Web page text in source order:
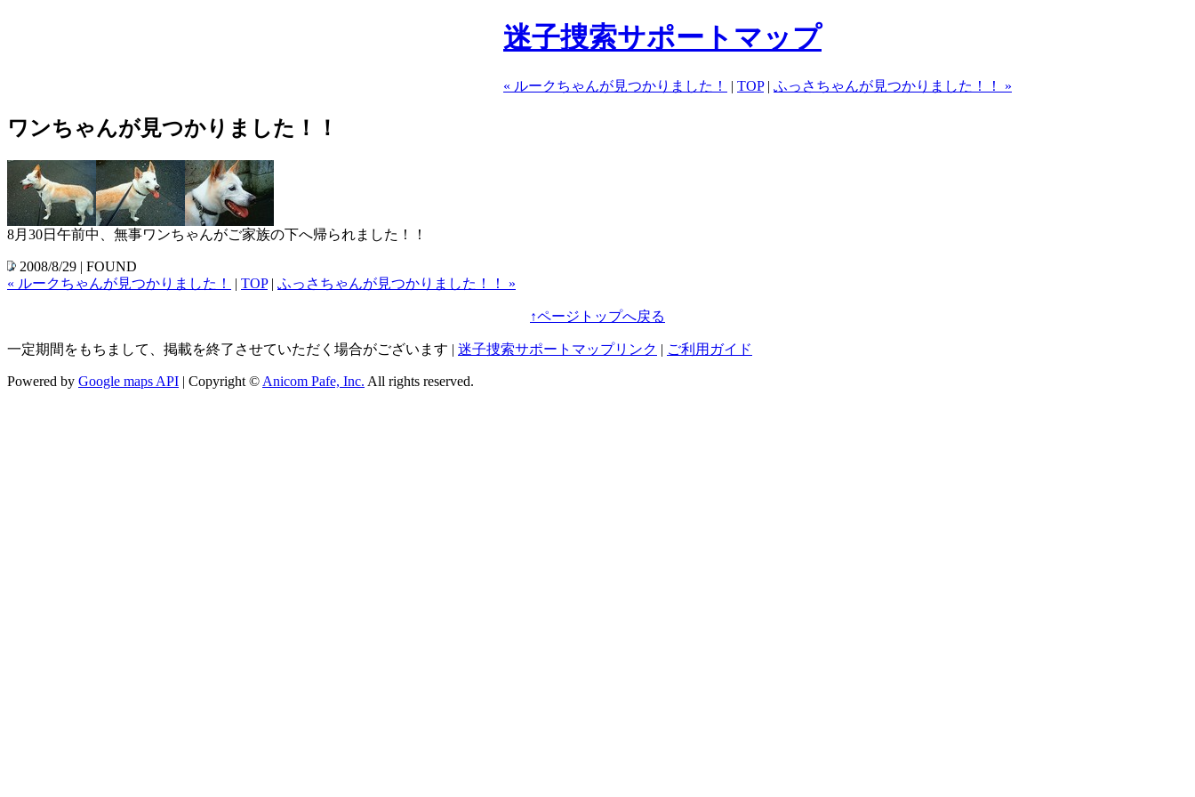
迷子捜索サポートマップ
« ルークちゃんが見つかりました！ | TOP| ふっさちゃんが見つかりました！！ »
ワンちゃんが見つかりました！！
8月30日午前中、無事ワンちゃんがご家族の下へ帰られました！！
2008/8/29 | FOUND
« ルークちゃんが見つかりました！
| TOP| ふっさちゃんが見つかりました！！ »
↑ページトップへ戻る
一定期間をもちまして、掲載を終了させていただく場合がございます | 迷子捜索サポートマップリンク | ご利用ガイド
Powered by Google maps API | Copyright © Anicom Pafe, Inc. All rights reserved.